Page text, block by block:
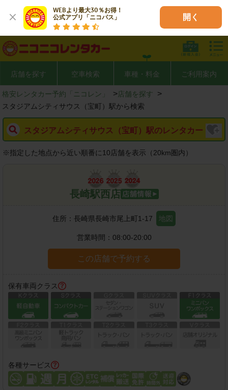
WEBより最大30％お得！
公式アプリ「ニコパス」
開く
店舗を探す 空車検索 車種・料金 ご利用案内
格安レンタカー予約「ニコレン」 > 店舗を探す >
スタジアムシティサウス（宝町）駅から検索
スタジアムシティサウス（宝町）駅のレンタカー
※指定した地点から近い順番に10店舗を表示（ 20km圏内）
長崎駅西店
住所： 長崎県長崎市尾上町1-17 地図
営業時間： 08:00-20:00
この店舗で予約する
保有車両クラス
各種サービス